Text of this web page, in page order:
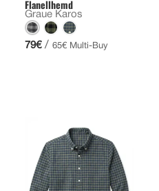
Flanellhemd
Graue Karos
79€ / 65€ Multi-Buy